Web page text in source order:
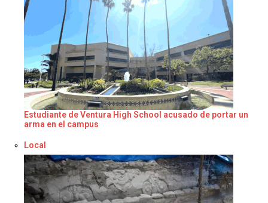
Estudiante de Ventura High School acusado de portar un
arma en el campus
Respecto a
Local